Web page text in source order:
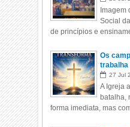
Imagem
Social
de princípios e
Os
trabalha
27 Jul
A Igreja
batalha,
forma imediata, mas